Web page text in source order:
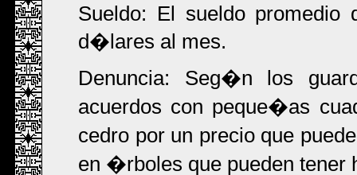
Sueldo: El sueldo
d�lares al mes.
Denuncia: Seg�n los
acuerdos con peque�as
cedro por un precio que
en �rboles que pueden tener